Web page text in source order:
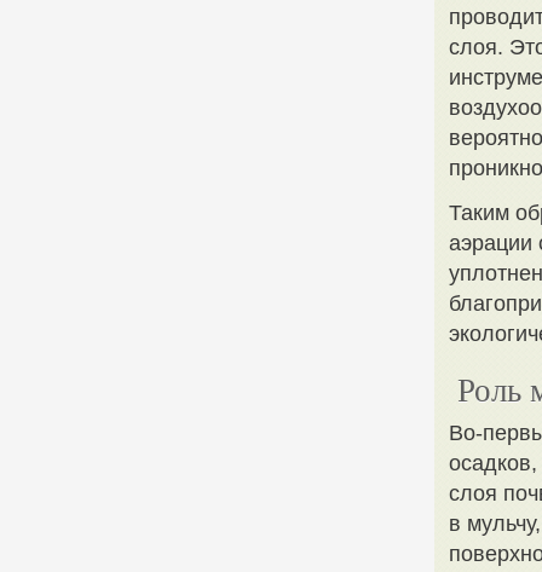
слоя.
Таким
аэрации
Роль
Во-
слоя
в